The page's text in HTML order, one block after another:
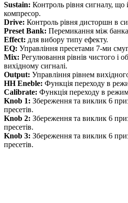
Sustain: Контроль рівня сигналу,
компресор.
Drive: Контроль рівня дисторшн в
Preset Bank: Перемикання між
Effect: для вибору типу ефекту.
EQ: Управління пресетами 7-ми
Mix: Регулювання рівнів чистого і
вихідному сигналі.
Output: Управління рівнем
HH Eneble: Функція переходу в
Calibrate: Функція переходу в
Knob 1: Збереження та виклик 6
пресетів.
Knob 2: Збереження та виклик 6
пресетів.
Knob 3: Збереження та виклик 6
пресетів.